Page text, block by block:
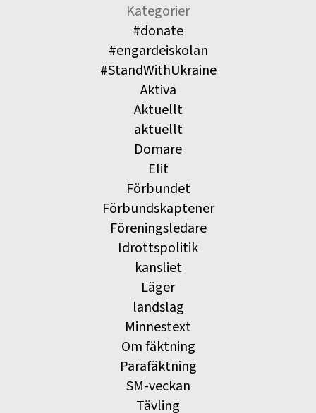
Kategorier
#donate
#engardeiskolan
#StandWithUkraine
Aktiva
Aktuellt
aktuellt
Domare
Elit
Förbundet
Förbundskaptener
Föreningsledare
Idrottspolitik
kansliet
Läger
landslag
Minnestext
Om fäktning
Parafäktning
SM-veckan
Tävling